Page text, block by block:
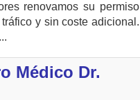
renovamos su permiso
y sin coste adicional.
Médico Dr.